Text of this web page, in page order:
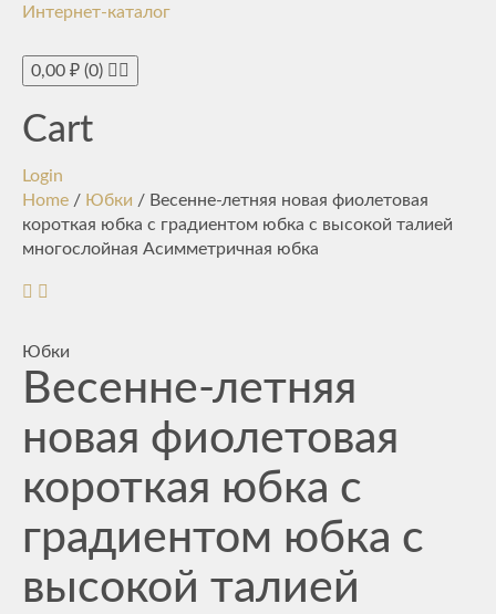
Интернет-каталог
0,00 ₽ (0)
Cart
Login
Home / Юбки / Весенне-летняя новая фиолетовая
короткая юбка с градиентом юбка с высокой талией
многослойная Асимметричная юбка
Юбки
Весенне-летняя
новая фиолетовая
короткая юбка с
градиентом юбка с
высокой талией